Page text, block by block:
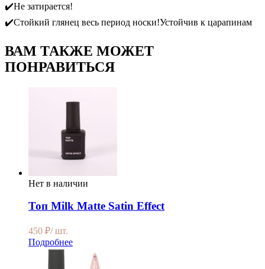
✔️Не затирается!
✔️Стойкий глянец весь период носки!Устойчив к царапинам
ВАМ ТАКЖЕ МОЖЕТ
ПОНРАВИТЬСЯ
Нет в наличии
Топ Milk Matte Satin Effect
450 ₽/ шт.
Подробнее